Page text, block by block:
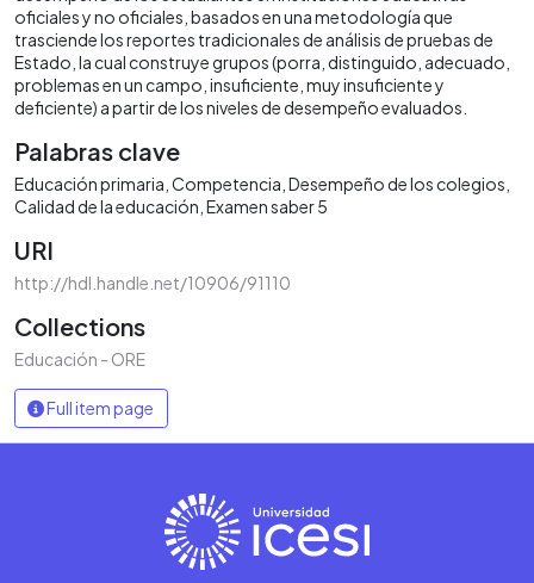
oficiales y no oficiales, basados en una metodología que
trasciende los reportes tradicionales de análisis de pruebas de
Estado, la cual construye grupos (porra, distinguido, adecuado,
problemas en un campo, insuficiente, muy insuficiente y
deficiente) a partir de los niveles de desempeño evaluados.
Palabras clave
Educación primaria Competencia Desempeño de los colegios
Calidad de la educación Examen saber 5
URI
http://hdl.handle.net/10906/91110
Collections
Educación - ORE
Full item page